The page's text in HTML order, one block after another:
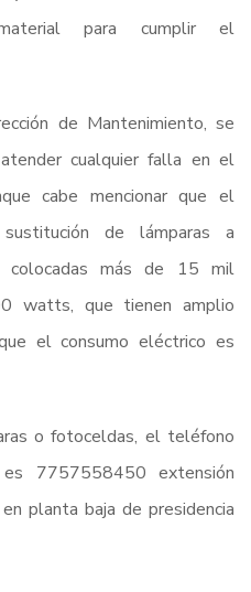
para cumplir el
de Mantenimiento, se
cualquier falla en el
cabe mencionar que el
de lámparas a
más de 15 mil
watts, que tienen amplio
el consumo eléctrico es
o fotoceldas, el teléfono
7757558450 extensión
planta baja de presidencia